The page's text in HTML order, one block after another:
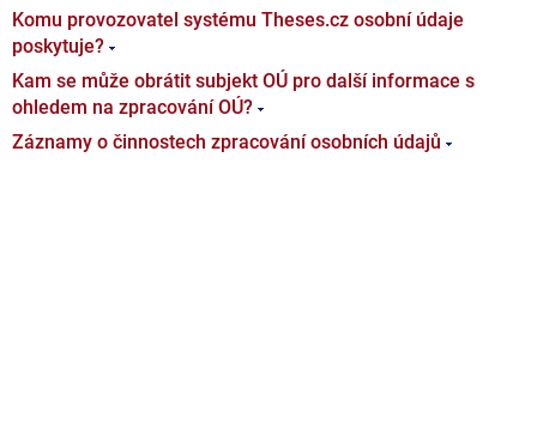
Komu provozovatel systému Theses.cz osobní údaje
poskytuje?
Kam se může obrátit subjekt OÚ pro další informace s
ohledem na zpracování OÚ?
Záznamy o činnostech zpracování osobních údajů